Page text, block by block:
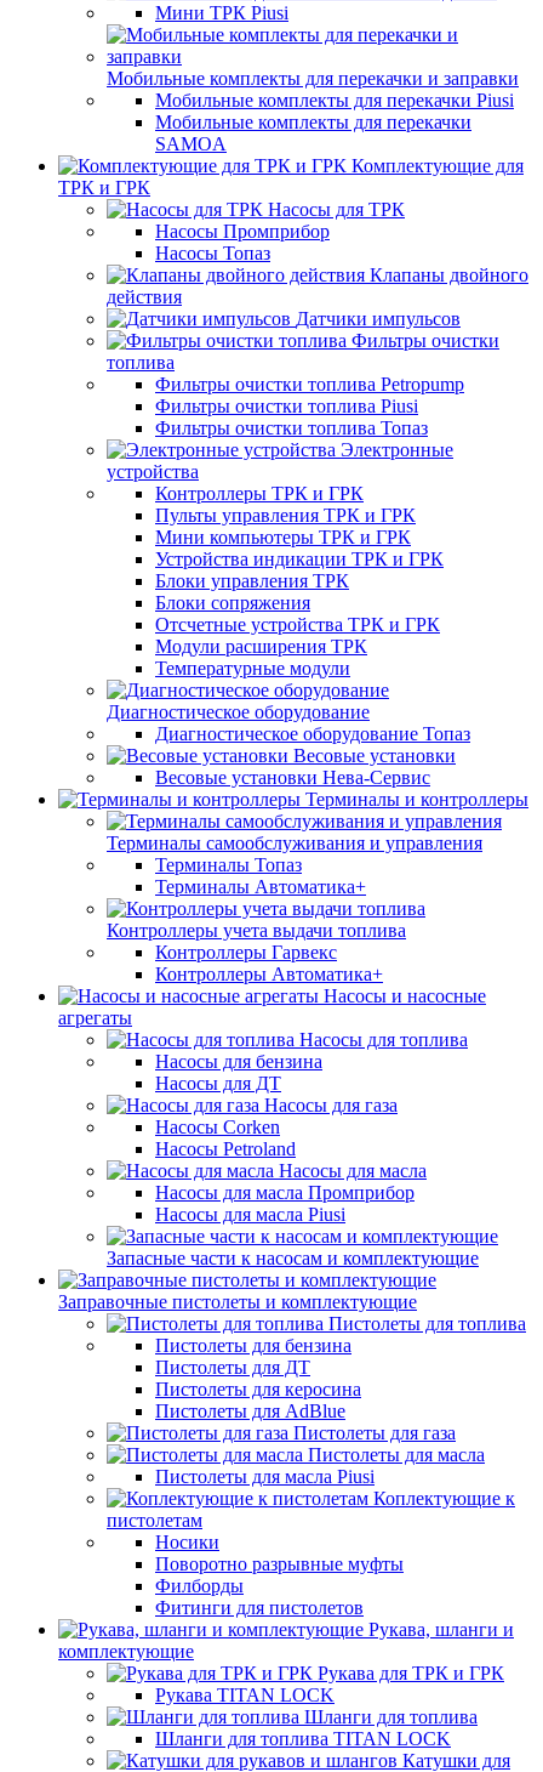
Мини ТРК Piusi
Мобильные комплекты для перекачки и заправки
Мобильные комплекты для перекачки Piusi
Мобильные комплекты для перекачки
SAMOA
Комплектующие для
ТРК и ГРК
Насосы для ТРК
Насосы Промприбор
Насосы Топаз
Клапаны двойного
действия
Датчики импульсов
Фильтры очистки
топлива
Фильтры очистки топлива Petropump
Фильтры очистки топлива Piusi
Фильтры очистки топлива Топаз
Электронные
устройства
Контроллеры ТРК и ГРК
Пульты управления ТРК и ГРК
Мини компьютеры ТРК и ГРК
Устройства индикации ТРК и ГРК
Блоки управления ТРК
Блоки сопряжения
Отсчетные устройства ТРК и ГРК
Модули расширения ТРК
Температурные модули
Диагностическое оборудование
Диагностическое оборудование Топаз
Весовые установки
Весовые установки Нева-Сервис
Терминалы и контроллеры
Терминалы самообслуживания и управления
Терминалы Топаз
Терминалы Автоматика+
Контроллеры учета выдачи топлива
Контроллеры Гарвекс
Контроллеры Автоматика+
Насосы и насосные
агрегаты
Насосы для топлива
Насосы для бензина
Насосы для ДТ
Насосы для газа
Насосы Corken
Насосы Petroland
Насосы для масла
Насосы для масла Промприбор
Насосы для масла Piusi
Запасные части к насосам и комплектующие
Заправочные пистолеты и комплектующие
Пистолеты для топлива
Пистолеты для бензина
Пистолеты для ДТ
Пистолеты для керосина
Пистолеты для AdBlue
Пистолеты для газа
Пистолеты для масла
Пистолеты для масла Piusi
Коплектующие к
пистолетам
Носики
Поворотно разрывные муфты
Филборды
Фитинги для пистолетов
Рукава, шланги и
комплектующие
Рукава для ТРК и ГРК
Рукава TITAN LOCK
Шланги для топлива
Шланги для топлива TITAN LOCK
Катушки для